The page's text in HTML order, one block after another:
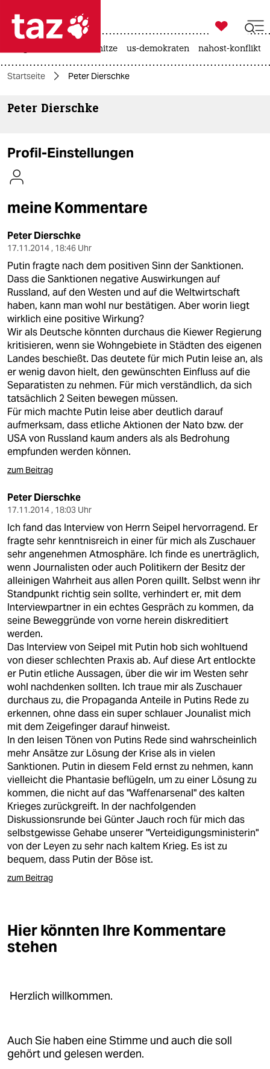
 taz zahl ich
taz zahl ich
themen
kultur
sport
berlin
nord
wahrheit
verlag
verlag
veranstaltungen
shop
fragen & hilfe
unterstützen
abo
epaper login

taz zahl ich
hitze us-demokraten nahost-konflikt
Startseite Peter Dierschke
Peter Dierschke
Profil-Einstellungen
meine Kommentare
Peter Dierschke
17.11.2014 , 18:46 Uhr
Putin fragte nach dem positiven Sinn der Sanktionen.
Dass die Sanktionen negative Auswirkungen auf
Russland, auf den Westen und auf die Weltwirtschaft
haben, kann man wohl nur bestätigen. Aber worin liegt
wirklich eine positive Wirkung?
Wir als Deutsche könnten durchaus die Kiewer Regierung
kritisieren, wenn sie Wohngebiete in Städten des eigenen
Landes beschießt. Das deutete für mich Putin leise an, als
er wenig davon hielt, den gewünschten Einfluss auf die
Separatisten zu nehmen. Für mich verständlich, da sich
tatsächlich 2 Seiten bewegen müssen.
Für mich machte Putin leise aber deutlich darauf
aufmerksam, dass etliche Aktionen der Nato bzw. der
USA von Russland kaum anders als als Bedrohung
empfunden werden können.
zum Beitrag
Peter Dierschke
17.11.2014 , 18:03 Uhr
Ich fand das Interview von Herrn Seipel hervorragend. Er
fragte sehr kenntnisreich in einer für mich als Zuschauer
sehr angenehmen Atmosphäre. Ich finde es unerträglich,
wenn Journalisten oder auch Politikern der Besitz der
alleinigen Wahrheit aus allen Poren quillt. Selbst wenn ihr
Standpunkt richtig sein sollte, verhindert er, mit dem
Interviewpartner in ein echtes Gespräch zu kommen, da
seine Beweggründe von vorne herein diskreditiert
werden.
Das Interview von Seipel mit Putin hob sich wohltuend
von dieser schlechten Praxis ab. Auf diese Art entlockte
er Putin etliche Aussagen, über die wir im Westen sehr
wohl nachdenken sollten. Ich traue mir als Zuschauer
durchaus zu, die Propaganda Anteile in Putins Rede zu
erkennen, ohne dass ein super schlauer Jounalist mich
mit dem Zeigefinger darauf hinweist.
In den leisen Tönen von Putins Rede sind wahrscheinlich
mehr Ansätze zur Lösung der Krise als in vielen
Sanktionen. Putin in diesem Feld ernst zu nehmen, kann
vielleicht die Phantasie beflügeln, um zu einer Lösung zu
kommen, die nicht auf das "Waffenarsenal" des kalten
Krieges zurückgreift. In der nachfolgenden
Diskussionsrunde bei Günter Jauch roch für mich das
selbstgewisse Gehabe unserer "Verteidigungsministerin"
von der Leyen zu sehr nach kaltem Krieg. Es ist zu
bequem, dass Putin der Böse ist.
zum Beitrag
Hier könnten Ihre Kommentare
stehen
Herzlich willkommen.
Auch Sie haben eine Stimme und auch die soll
gehört und gelesen werden.